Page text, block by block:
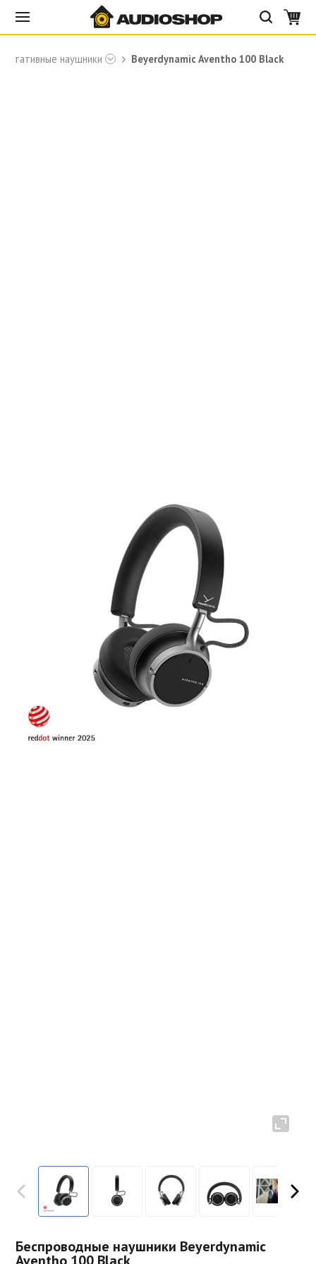
наушники Beyerdynamic Aventho 100 Black
Беспроводные наушники Beyerdynamic
Aventho 100 Black